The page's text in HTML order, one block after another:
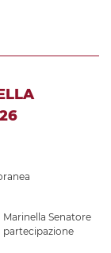
Marinella Senatore
partecipazione